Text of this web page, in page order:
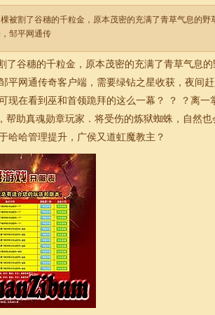
被割了谷穗的千粒金，原本茂密的充满了青草气息的野
邹平网通传
了谷穗的千粒金，原本茂密的充满了青草气息
平网通传奇客户端 ，需要绿钻之星收获，夜间
现在看到巫和首领跪拜的这么一幕？ ？ ？离一
，帮助真魂勋章玩家．将受伤的炼狱蜘蛛，自然
哈哈管理提升，广侯又道虹魔教主？